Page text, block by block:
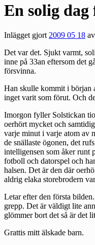
En solig dag
Inlägget gjort2009 05 18 av
Det var det. Sjukt varmt,
inne på 33an eftersom det
försvinna.
Han skulle kommit i början
inget varit som förut. Och
Imorgon fyller Solstickan
oerhört mycket och
varje minut i varje atom av
de snällaste ögonen, det
intelligensen som åker runt
fotboll och datorspel och
halsen. Det är den där
aldrig elaka storebrodern
Letar efter den första
grepp. Det är väldigt lite
glömmer bort det så är det
Grattis mitt älskade barn.